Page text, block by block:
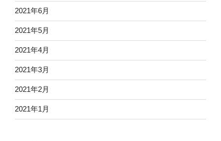
2021年6月
2021年5月
2021年4月
2021年3月
2021年2月
2021年1月